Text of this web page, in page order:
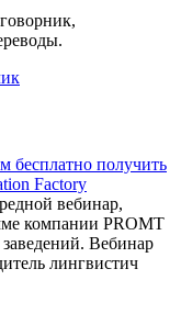
бесплатно получить
Factory
вебинар,
компании PROMT
Вебинар
лингвистич